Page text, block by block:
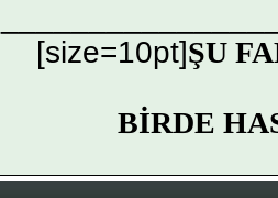
[size=10pt]ŞU
BİRDE